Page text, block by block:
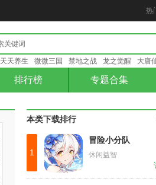
热
天天养生 微微三国 禁地之战 龙之觉醒 大唐
排行榜 专题合集
本类下载排行
1
冒险小分队
休闲益智